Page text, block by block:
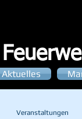
Veranstaltungen